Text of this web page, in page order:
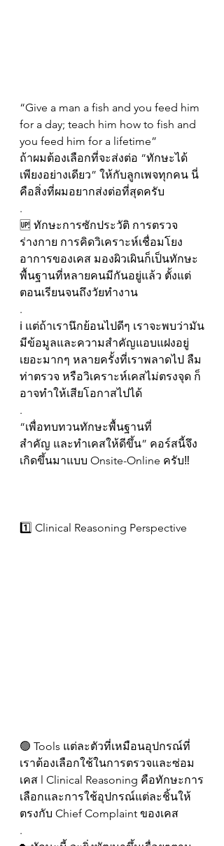
“Give a man a fish and you feed him
for a day; teach him how to fish and
you feed him for a lifetime”
ถ้าผมต้องเลือกที่จะส่งต่อ “ทักษะได้
เพียงอย่างเดียว” ให้กับลูกเพจทุกคน นี่
คือสิ่งที่ผมอยากส่งต่อที่สุดครับ
.
🆙 ทักษะการซักประวัติ การตรวจ
ร่างกาย การคิดวิเคราะห์เชื่อมโยง
อาการของเคส มองผิวเผินก็เป็นทักษะ
พื้นฐานที่หลายคนมีกันอยู่แล้ว ตั้งแต่
ตอนเรียนจนถึงวัยทำงาน
.
ℹ️ แต่ถ้าเรานึกย้อนไปดีๆ เราจะพบว่ามัน
มีข้อมูลและความสำคัญแอบแฝงอยู่
เยอะมากๆ หลายครั้งที่เราพลาดไป ลืม
ท่าตรวจ หรือวิเคราะห์เคสไม่ตรงจุด ก็
อาจทำให้เสียโอกาสไปได้
.
“เพื่อทบทวนทักษะพื้นฐานที่
สำคัญ และทำเคสให้ดีขึ้น” คอร์สนี้จึง
เกิดขึ้นมาแบบ Onsite-Online ครับ‼️
1️⃣ Clinical Reasoning Perspective
🟢 Tools แต่ละตัวที่เหมือนอุปกรณ์ที่
เราต้องเลือกใช้ในการตรวจและซ่อม
เคส l Clinical Reasoning คือทักษะการ
เลือกและการใช้อุปกรณ์แต่ละชิ้นให้
ตรงกับ Chief Complaint ของเคส
.